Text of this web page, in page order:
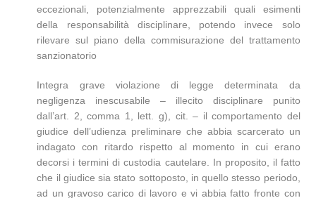
eccezionali, potenzialmente apprezzabili quali esimenti
della responsabilità disciplinare, potendo invece solo
rilevare sul piano della commisurazione del trattamento
sanzionatorio
Integra grave violazione di legge determinata da
negligenza inescusabile – illecito disciplinare punito
dall’art. 2, comma 1, lett. g), cit. – il comportamento del
giudice dell’udienza preliminare che abbia scarcerato un
indagato con ritardo rispetto al momento in cui erano
decorsi i termini di custodia cautelare. In proposito, il fatto
che il giudice sia stato sottoposto, in quello stesso periodo,
ad un gravoso carico di lavoro e vi abbia fatto fronte con